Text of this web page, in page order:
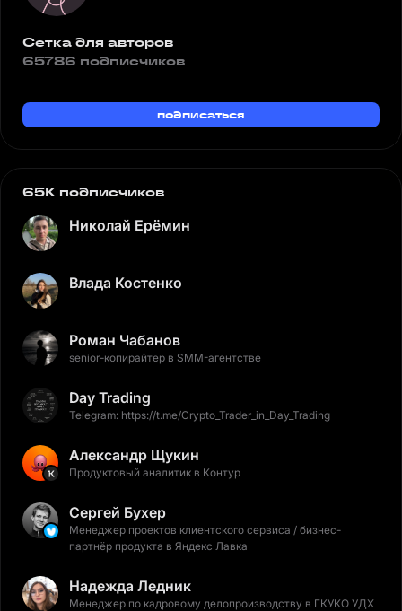
Сетка для авторов
65786 подписчиков
подписаться
65K подписчиков
Николай Ерёмин
Влада Костенко
Роман Чабанов
senior-копирайтер в SMM-агентстве
Day Trading
Telegram: https://t.me/Crypto_Trader_in_Day_Trading
Александр Щукин
Продуктовый аналитик в Контур
Сергей Бухер
Менеджер проектов клиентского сервиса / бизнес-
партнёр продукта в Яндекс Лавка
Надежда Ледник
Менеджер по кадровому делопроизводству в ГКУКО УДХ